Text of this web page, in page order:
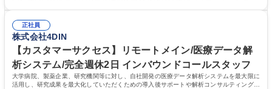
道路施設や道路工事現場の見学ツアー事業 ※入社後は上記いずれかの部門
へ配属。※業務内容変更の範囲：会社の定める業務 募集職種 【都庁グル
ープ】総合職（事務）◇残業月平均9時間未満／有給年平均16日取得
部門など多岐に渡る業務を経験できます。 ■様々なプロジェクト：駐車場
事業の他、新宿駅西口広場内に設置された照明を兼ねた広告「ブライトサ
イン」の管理運営を行うなど、事業収益を生み出す活動を積極的に行って
います。 学歴・資格 学歴：大学院 大学 高専 短大 専修学校 高校 語学力：
資格：
正社員
株式会社4DIN
【カスタマーサクセス】リモートメイン/医療データ解
析システム/完全週休2日 インバウンドコールスタッフ
大学病院、製薬企業、研究機関等に対し、自社開発の医療データ解析システムを最大限に
活用し、研究成果を最大化していただくための導入後サポートや解析コンサルティング、